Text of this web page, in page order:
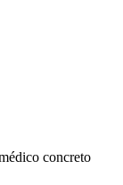
concreto